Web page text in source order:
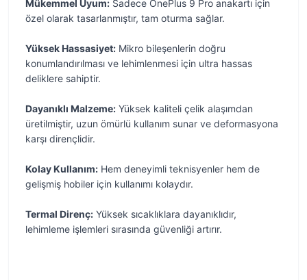
Mükemmel Uyum: Sadece OnePlus 9 Pro anakartı için
özel olarak tasarlanmıştır, tam oturma sağlar.
Yüksek Hassasiyet: Mikro bileşenlerin doğru
konumlandırılması ve lehimlenmesi için ultra hassas
deliklere sahiptir.
Dayanıklı Malzeme: Yüksek kaliteli çelik alaşımdan
üretilmiştir, uzun ömürlü kullanım sunar ve deformasyona
karşı dirençlidir.
Kolay Kullanım: Hem deneyimli teknisyenler hem de
gelişmiş hobiler için kullanımı kolaydır.
Termal Direnç: Yüksek sıcaklıklara dayanıklıdır,
lehimleme işlemleri sırasında güvenliği artırır.